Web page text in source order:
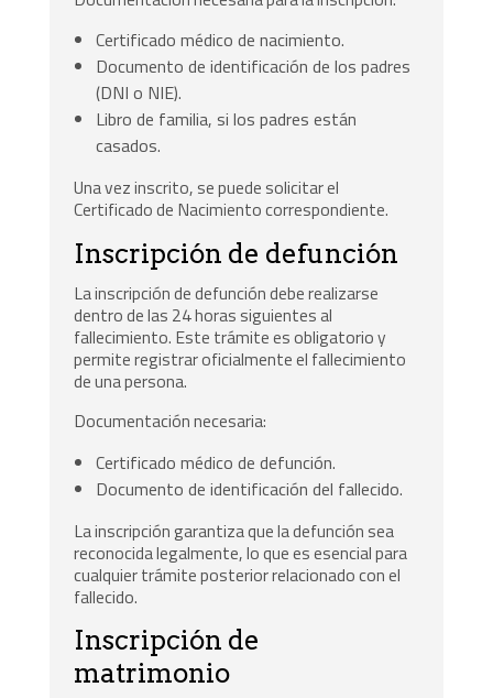
Certificado médico de nacimiento.
Documento de identificación de los padres
(DNI o NIE).
Libro de familia, si los padres están
casados.
Una vez inscrito, se puede solicitar el
Certificado de Nacimiento correspondiente.
Inscripción de defunción
La inscripción de defunción debe realizarse
dentro de las 24 horas siguientes al
fallecimiento. Este trámite es obligatorio y
permite registrar oficialmente el fallecimiento
de una persona.
Documentación necesaria:
Certificado médico de defunción.
Documento de identificación del fallecido.
La inscripción garantiza que la defunción sea
reconocida legalmente, lo que es esencial para
cualquier trámite posterior relacionado con el
fallecido.
Inscripción de
matrimonio